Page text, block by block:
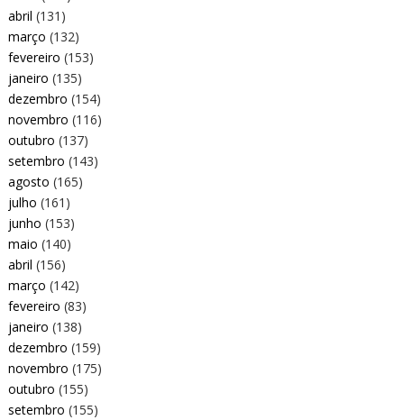
abril (131)
março (132)
fevereiro (153)
janeiro (135)
dezembro (154)
novembro (116)
outubro (137)
setembro (143)
agosto (165)
julho (161)
junho (153)
maio (140)
abril (156)
março (142)
fevereiro (83)
janeiro (138)
dezembro (159)
novembro (175)
outubro (155)
setembro (155)